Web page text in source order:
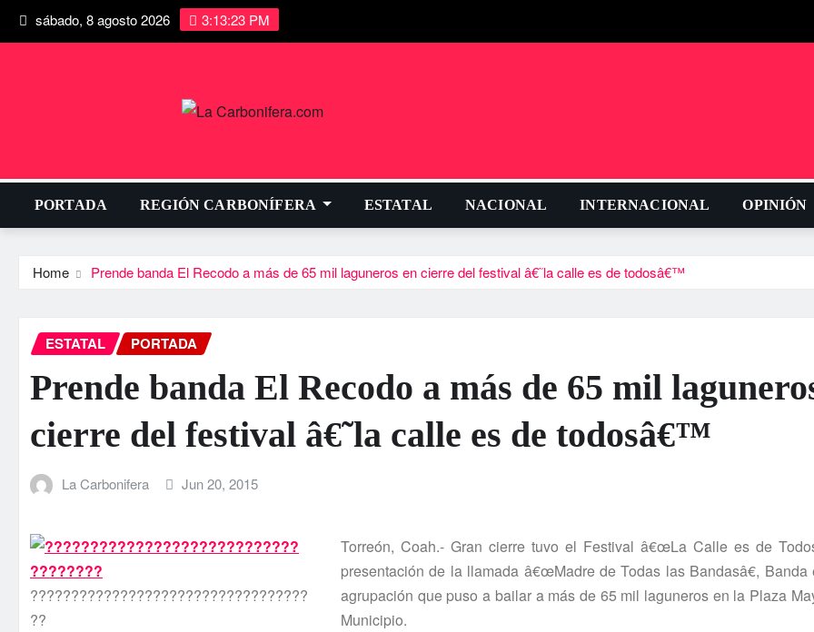
sábado, 8 agosto 2026 3:13:24 PM
PORTADA REGIÓN CARBONÍFERA ESTATAL NACIONAL INTERNACIONAL OPINIÓN
Home Prende banda El Recodo a más de 65 mil laguneros en cierre del festival â€˜la calle es de todosâ€™
ESTATAL PORTADA
Prende banda El Recodo a más de 65 mil
cierre del festival â€˜la calle es de todosâ€™
La Carbonifera Jun 20, 2015
??????????????????????????????????
??
Torreón, Coah.- Gran cierre tuvo el Festival â€œLa Calle es de
presentación de la llamada â€œMadre de Todas las Bandasâ€, Banda
agrupación que puso a bailar a más de 65 mil laguneros en la Plaza
Municipio.